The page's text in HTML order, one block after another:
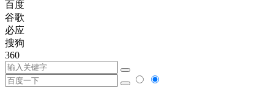
百度
谷歌
必应
搜狗
360